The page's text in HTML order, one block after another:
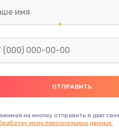
на кнопку отправить я даю
моих персональных данных.